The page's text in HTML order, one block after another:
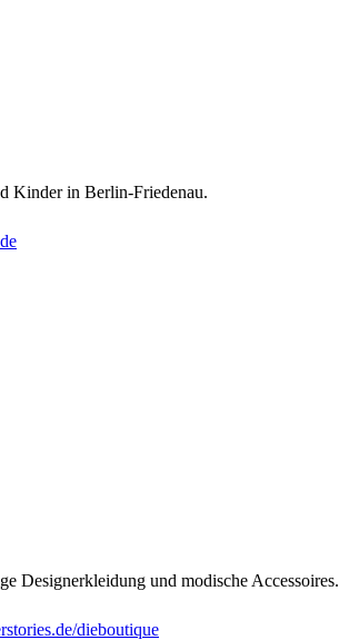
Kinder in Berlin-Friedenau.
Designerkleidung und modische Accessoires.
dieboutique